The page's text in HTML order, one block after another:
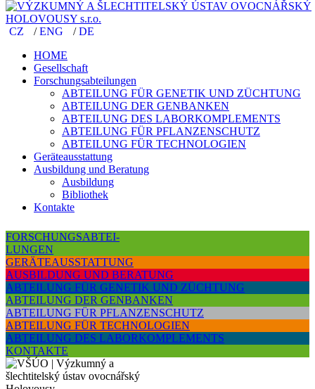
CZ / ENG / DE
HOME
Gesellschaft
Forschungsabteilungen
ABTEILUNG FÜR GENETIK UND ZÜCHTUNG
ABTEILUNG DER GENBANKEN
ABTEILUNG DES LABORKOMPLEMENTS
ABTEILUNG FÜR PFLANZENSCHUTZ
ABTEILUNG FÜR TECHNOLOGIEN
Geräteausstattung
Ausbildung und Beratung
Ausbildung
Bibliothek
Kontakte
CZ /ENG /DE
HOME
Gesellschaft
Forschungsabteilungen
ABTEILUNG FÜR GENETIK UND ZÜCHTUNG
ABTEILUNG DER GENBANKEN
ABTEILUNG DES LABORKOMPLEMENTS
ABTEILUNG FÜR PFLANZENSCHUTZ
ABTEILUNG FÜR TECHNOLOGIEN
Geräteausstattung
Ausbildung und Beratung
Ausbildung
Bibliothek
Kontakte
FORSCHUNGSABTEI-
LUNGEN
GERÄTEAUSSTATTUNG
AUSBILDUNG UND BERATUNG
ABTEILUNG FÜR GENETIK UND ZÜCHTUNG
ABTEILUNG DER GENBANKEN
ABTEILUNG FÜR PFLANZENSCHUTZ
ABTEILUNG FÜR TECHNOLOGIEN
ABTEILUNG DES LABORKOMPLEMENTS
KONTAKTE